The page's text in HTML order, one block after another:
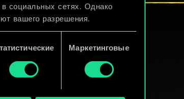
в социальных сетях. Однако
вашего разрешения.
мы используем ваши файлы
Маркетинговые